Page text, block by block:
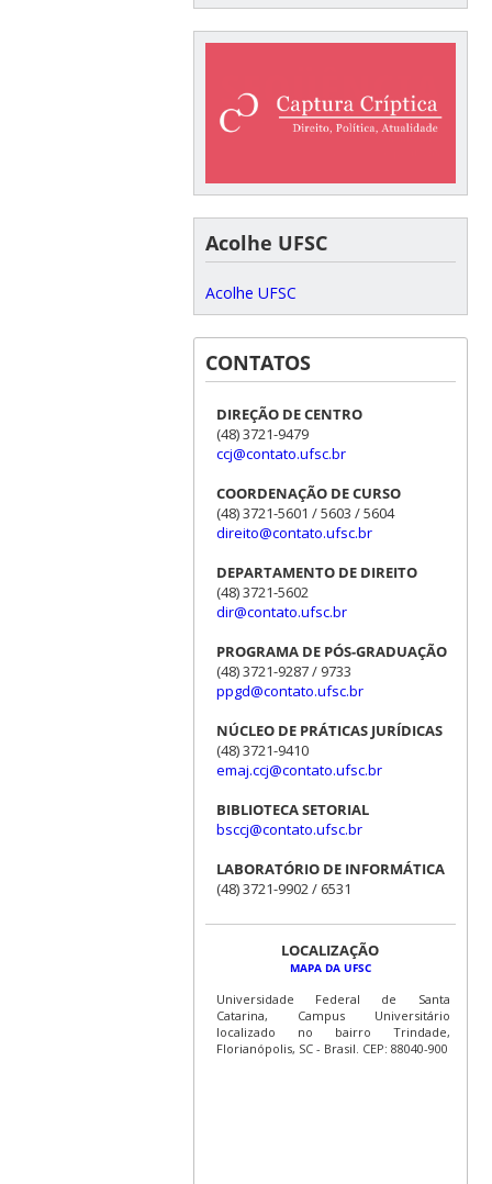
Acolhe UFSC
Acolhe UFSC
CONTATOS
DIREÇÃO DE CENTRO
(48) 3721-9479
ccj@contato.ufsc.br
COORDENAÇÃO DE CURSO
(48) 3721-5601 / 5603 / 5604
direito@contato.ufsc.br
DEPARTAMENTO DE DIREITO
(48) 3721-5602
dir@contato.ufsc.br
PROGRAMA DE PÓS-GRADUAÇÃO
(48) 3721-9287 / 9733
ppgd@contato.ufsc.br
NÚCLEO DE PRÁTICAS JURÍDICAS
(48) 3721-9410
emaj.ccj@contato.ufsc.br
BIBLIOTECA SETORIAL
bsccj@contato.ufsc.br
LABORATÓRIO DE INFORMÁTICA
(48) 3721-9902 / 6531
LOCALIZAÇÃO
MAPA DA UFSC
Universidade Federal de Santa
Catarina, Campus Universitário
localizado no bairro Trindade,
Florianópolis, SC - Brasil. CEP: 88040-900